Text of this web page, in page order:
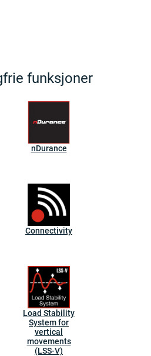
funksjoner
nDurance
Connectivity
Load Stability
System for
vertical
movements
(LSS-V)